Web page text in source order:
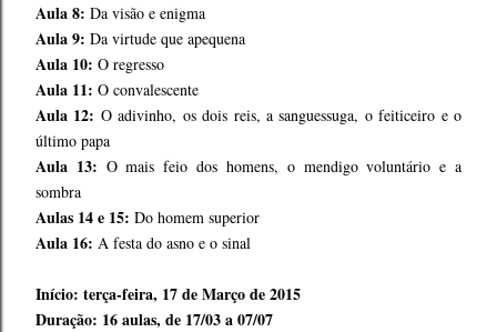
Aula 8: Da visão e enigma
Aula 9: Da virtude que apequena
Aula 10: O regresso
Aula 11: O convalescente
Aula 12: O adivinho, os dois reis, a sanguessuga, o feiticeiro e o
último papa
Aula 13: O mais feio dos homens, o mendigo voluntário e a
sombra
Aulas 14 e 15: Do homem superior
Aula 16: A festa do asno e o sinal
Início: terça-feira, 17 de Março de 2015
Duração: 16 aulas, de 17/03 a 07/07